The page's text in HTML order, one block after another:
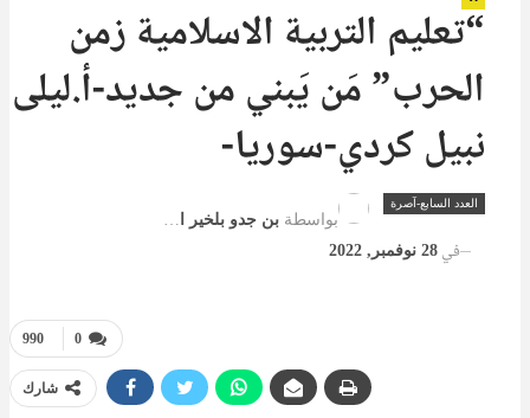
“تعليم التربية الاسلامية زمن
الحرب” مَن يَبني من جديد-أ.ليلى
نبيل كردي-سوريا-
العدد السابع-آصرة
بواسطة بن جدو بلخير المشرف العام
في 28 نوفمبر, 2022
0
990
شارك